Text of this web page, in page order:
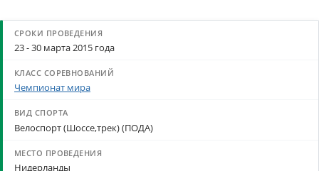
23 - 30 марта 2015 года
Чемпионат мира
Велоспорт (Шоссе,трек) (ПОДА)
Нидерланды